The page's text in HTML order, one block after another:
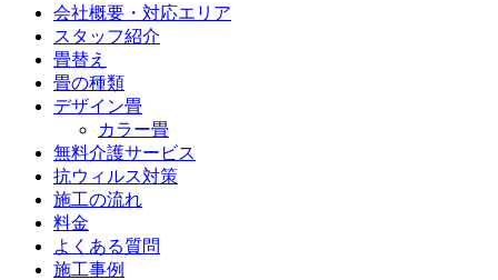
会社概要・対応エリア
スタッフ紹介
畳替え
畳の種類
デザイン畳
カラー畳
無料介護サービス
抗ウィルス対策
施工の流れ
料金
よくある質問
施工事例